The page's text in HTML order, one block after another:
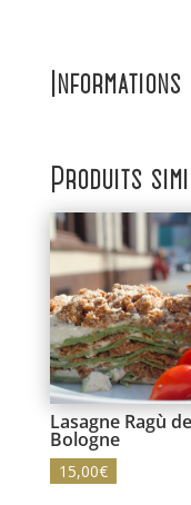
Produits
Lasagne Ragù de
Bologne
15,00€